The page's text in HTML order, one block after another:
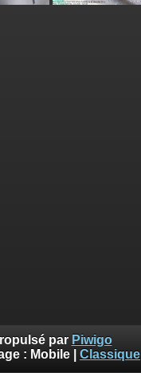
par Piwigo
: Mobile Classique